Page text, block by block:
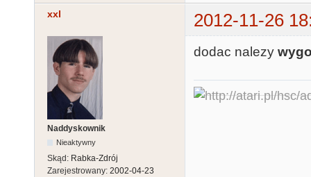
xxl 2012-11-26
Naddyskownik
Nieaktywny
Skąd: Rabka-Zdrój
Zarejestrowany: 2002-04-23
dodac nalezy